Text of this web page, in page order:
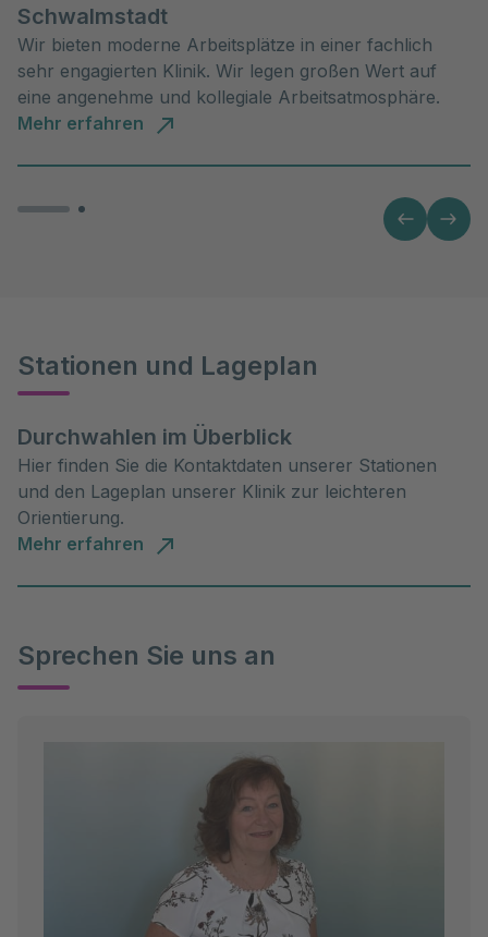
Schwalmstadt
Wir bieten moderne Arbeitsplätze in einer fachlich
sehr engagierten Klinik. Wir legen großen Wert auf
eine angenehme und kollegiale Arbeitsatmosphäre.
Mehr erfahren
Stationen und Lageplan
Durchwahlen im Überblick
Hier finden Sie die Kontaktdaten unserer Stationen
und den Lageplan unserer Klinik zur leichteren
Orientierung.
Mehr erfahren
Sprechen Sie uns an